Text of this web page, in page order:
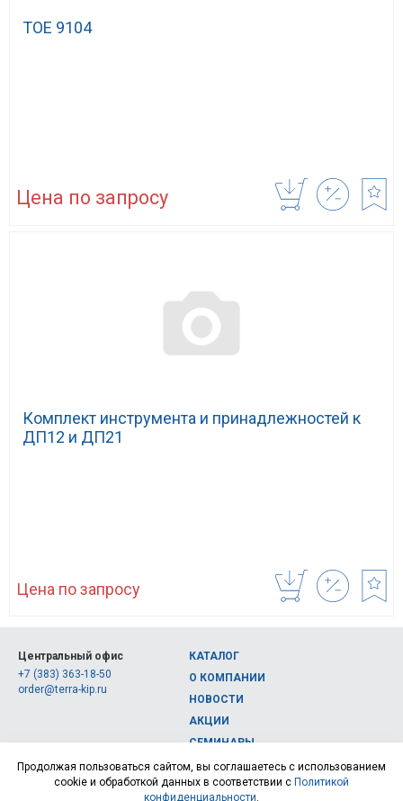
TOE 9104
Цена по запросу
Комплект инструмента и принадлежностей к
ДП12 и ДП21
Цена по запросу
Центральный офис
+7 (383) 363-18-50
order@terra-kip.ru
КАТАЛОГ
О КОМПАНИИ
НОВОСТИ
АКЦИИ
СЕМИНАРЫ
КОНТАКТЫ
© 2026, Интернет-магазин измерительных приборов Терра Импэкс
Продолжая пользоваться сайтом, вы соглашаетесь с использованием
cookie и обработкой данных в соответствии с Политикой
конфиденциальности.